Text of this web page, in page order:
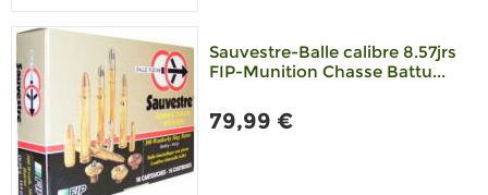
Sauvestre-Balle calibre 8.57jrs
FIP-Munition Chasse Battu...
79,99 €